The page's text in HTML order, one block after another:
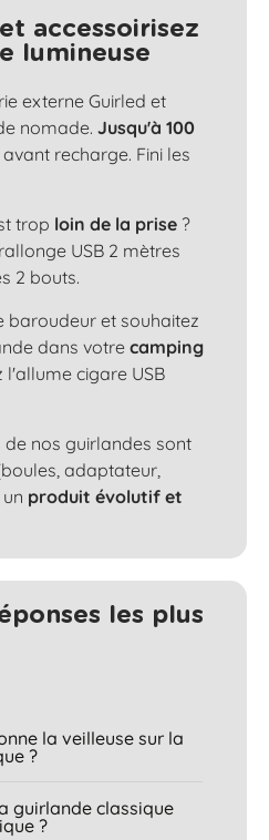
accessoirisez
lumineuse
externe Guirled et
nomade. Jusqu'à 100
avant recharge. Fini les
trop loin de la prise ?
USB 2 mètres
2 bouts.
baroudeur et souhaitez
dans votre camping
l'allume cigare USB
de nos guirlandes sont
adaptateur,
produit évolutif et
les plus
la veilleuse sur la
?
guirlande classique
?